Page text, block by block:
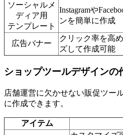
ソーシャルメ
ディア用
テンプレート
Instagramや
ンを簡単に作成
広告バナー
クリック率を高
ズして作成可能
ショップツールデザインの
店舗運営に欠かせない販促ツー
に作成できます。
アイテム